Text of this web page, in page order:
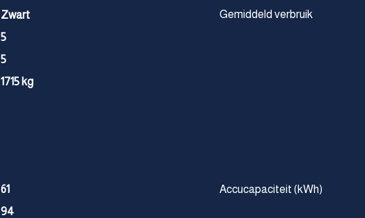
Zwart
5
5
1715 kg
Gemiddeld verbruik
61 Accucapaciteit (kWh)
94